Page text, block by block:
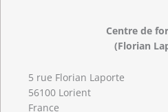
Centre de
(Florian
5 rue Florian Laporte
56100 Lorient
France